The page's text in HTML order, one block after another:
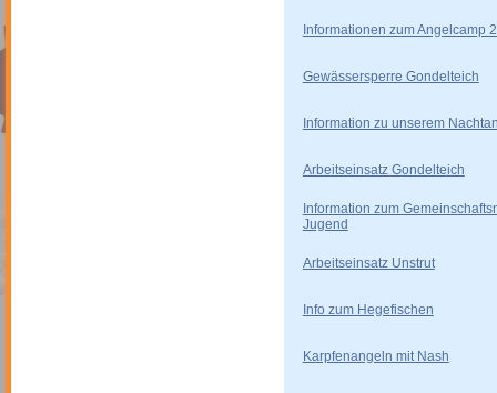
Informationen zum Angelcamp
Gewässersperre Gondelteich
Information zu unserem
Arbeitseinsatz Gondelteich
Information zum
Jugend
Arbeitseinsatz Unstrut
Info zum Hegefischen
Karpfenangeln mit Nash